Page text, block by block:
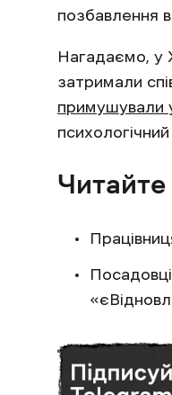
позбавлення
Нагадаємо, у
затримали
примушували